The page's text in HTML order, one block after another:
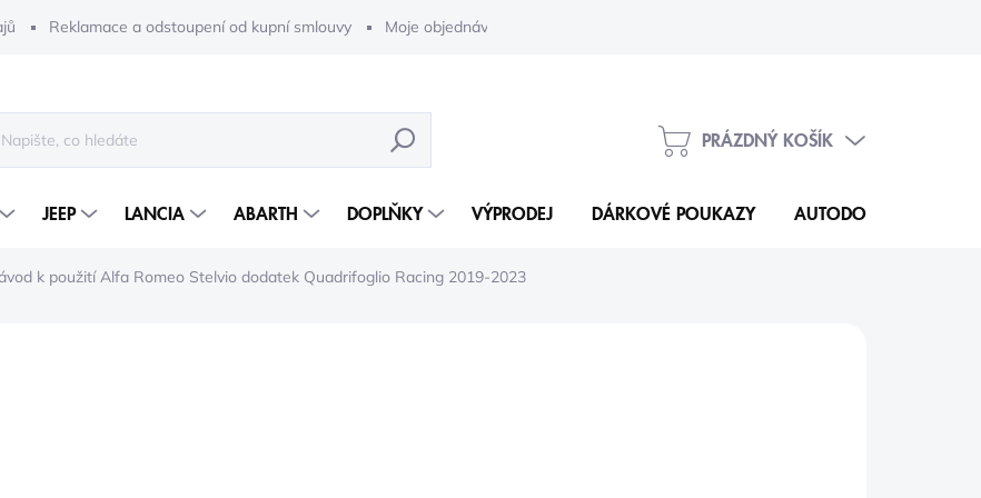
Reklamace a odstoupení od kupní smlouvy Moje objednávka
HLEDAT
NÁKUPNÍ
PRÁZDNÝ KOŠÍK
JEEP LANCIA ABARTH DOPLŇKY VÝPRODEJ DÁRKOVÉ POUKAZY AUTODOPLŇKY
k použití Alfa Romeo Stelvio dodatek Quadrifoglio Racing 2019-2023